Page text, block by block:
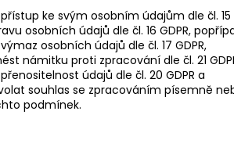
ke svým osobním údajům dle čl. 15
osobních údajů dle čl. 16 GDPR,
osobních údajů dle čl. 17 GDPR,
námitku proti zpracování dle čl. 21
údajů dle čl. 20 GDPR a
souhlas se zpracováním písemně
podmínek.